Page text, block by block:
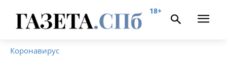
18+
Коронавирус